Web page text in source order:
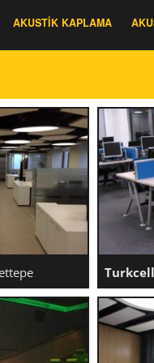
AKUSTIK KAPLAMA
Turkcell